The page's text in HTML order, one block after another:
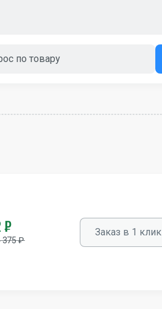
по товару
₽
375 ₽
Заказ в 1 клик